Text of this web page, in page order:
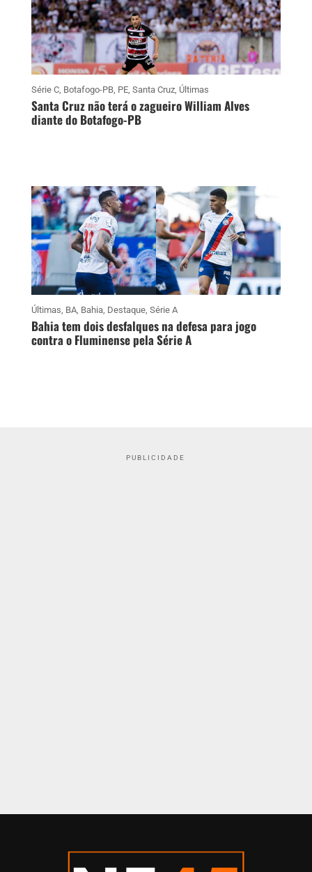
Série C, Botafogo-PB, PE, Santa Cruz, Últimas
Santa Cruz não terá o zagueiro William Alves
diante do Botafogo-PB
Últimas BA, Bahia Destaque, Série A
Bahia tem dois desfalques na defesa para jogo
contra o Fluminense pela Série A
PUBLICIDADE